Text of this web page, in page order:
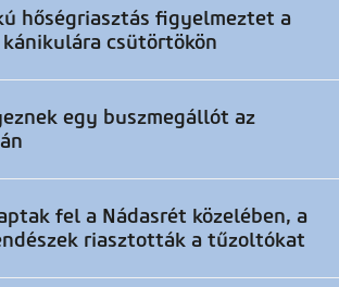
hőségriasztás figyelmeztet a
csütörtökön
egy buszmegállót az
fel a Nádasrét közelében, a
riasztották a tűzoltókat